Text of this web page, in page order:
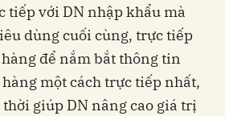
tiếp với DN nhập khẩu mà
dùng cuối cùng, trực tiếp
để nắm bắt thông tin
một cách trực tiếp nhất,
giúp DN nâng cao giá trị